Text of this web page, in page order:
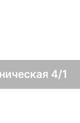
4/1